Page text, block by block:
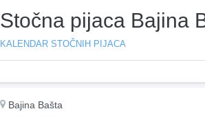
Stočna pijaca Bajina
KALENDAR STOČNIH PIJACA
Bajina Bašta